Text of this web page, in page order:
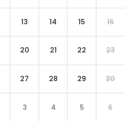
13 14 15 16
20 21 22 23
27 28 29 30
3 4 5 6